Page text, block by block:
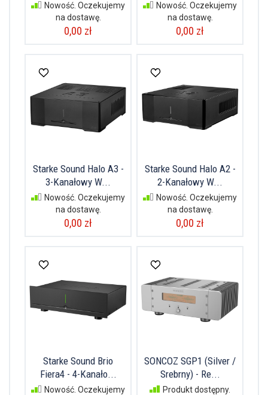
Nowość. Oczekujemy
na dostawę.
0,00 zł
Nowość. Oczekujemy
na dostawę.
0,00 zł
Starke Sound Halo A3 -
3-Kanałowy W...
Nowość. Oczekujemy
na dostawę.
0,00 zł
Starke Sound Halo A2 -
2-Kanałowy W...
Nowość. Oczekujemy
na dostawę.
0,00 zł
Starke Sound Brio
Fiera4 - 4-Kanało...
Nowość. Oczekujemy
SONCOZ SGP1 (Silver /
Srebrny) - Re...
Produkt dostępny.